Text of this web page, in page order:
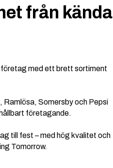
från kända
med ett brett sortiment
Ramlösa, Somersby och Pepsi
företagande.
till fest – med hög kvalitet och
Tomorrow.